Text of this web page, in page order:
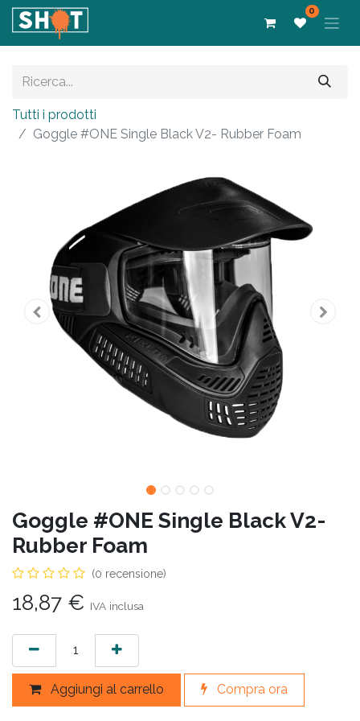
0
Tutti i prodotti
Goggle #ONE Single Black V2- Rubber Foam
Goggle #ONE Single Black V2-
Rubber Foam
(0 recensione)
18,87 € IVA inclusa
Aggiungi al carrello Compra ora